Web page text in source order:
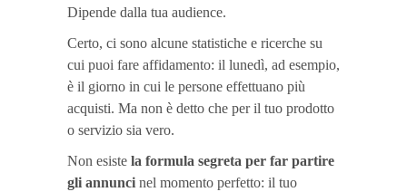
Dipende dalla tua audience.
Certo, ci sono alcune statistiche e ricerche su
cui puoi fare affidamento: il lunedì, ad esempio,
è il giorno in cui le persone effettuano più
acquisti. Ma non è detto che per il tuo prodotto
o servizio sia vero.
Non esiste la formula segreta per far partire
gli annunci nel momento perfetto: il tuo